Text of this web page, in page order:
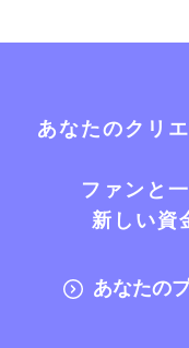
あなたのクリ
ファンと
新しい資
あなたの